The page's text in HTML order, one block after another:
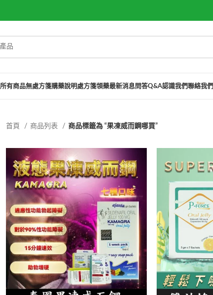
所有商品無處方箋購藥說明 處方箋領藥最新消息 問答Q&A認識我們聯絡我們
首頁 商品列表 商品標籤為 “果凍威而鋼哪買”